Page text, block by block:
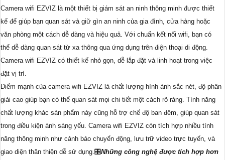
Camera wifi EZVIZ là một thiết bị giám sát an ninh thông minh được thiết
kế để giúp bạn quan sát và giữ gìn an ninh của gia đình, cửa hàng hoặc
văn phòng một cách dễ dàng và hiệu quả. Với chuẩn kết nối wifi, bạn có
thể dễ dàng quan sát từ xa thông qua ứng dụng trên điện thoại di động.
Camera wifi EZVIZ có thiết kế nhỏ gọn, dễ lắp đặt và linh hoạt trong việc
đặt vị trí.
Điểm mạnh của camera wifi EZVIZ là chất lượng hình ảnh sắc nét, độ phân
giải cao giúp bạn có thể quan sát mọi chi tiết một cách rõ ràng. Tính năng
chất lượng khác sản phẩm này cũng hỗ trợ chế độ ban đêm, giúp quan sát
trong điều kiện ánh sáng yếu. Camera wifi EZVIZ còn tích hợp nhiều tính
năng thông minh như cảnh báo chuyển động, lưu trữ video trực tuyến, và
giao diện thân thiện dễ sử dụng.🎛Những công nghệ được tích hợp hơn